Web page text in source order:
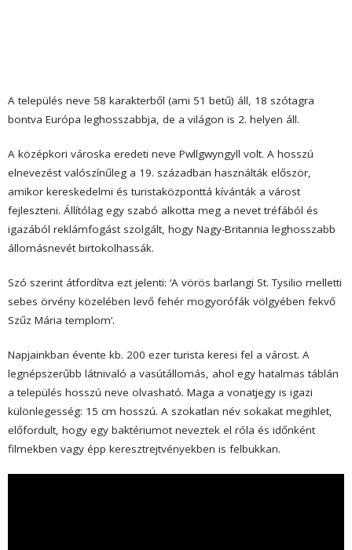
A település neve 58 karakterből (ami 51 betű) áll, 18 szótagra
bontva Európa leghosszabbja, de a világon is 2. helyen áll.
A középkori városka eredeti neve Pwllgwyngyll volt. A hosszú
elnevezést valószínűleg a 19. században használták először,
amikor kereskedelmi és turistaközponttá kívánták a várost
fejleszteni. Állítólag egy szabó alkotta meg a nevet tréfából és
igazából reklámfogást szolgált, hogy Nagy-Britannia leghosszabb
állomásnevét birtokolhassák.
Szó szerint átfordítva ezt jelenti: ‘A vörös barlangi St. Tysilio melletti
sebes örvény közelében levő fehér mogyorófák völgyében fekvő
Szűz Mária templom’.
Napjainkban évente kb. 200 ezer turista keresi fel a várost. A
legnépszerűbb látnivaló a vasútállomás, ahol egy hatalmas táblán
a település hosszú neve olvasható. Maga a vonatjegy is igazi
különlegesség: 15 cm hosszú. A szokatlan név sokakat megihlet,
előfordult, hogy egy baktériumot neveztek el róla és időnként
filmekben vagy épp keresztrejtvényekben is felbukkan.